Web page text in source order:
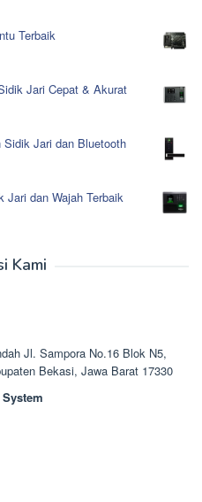
Terbaik
Jari Cepat & Akurat
Jari dan Bluetooth
Jari dan Wajah Terbaik
Kami
Jl. Sampora No.16 Blok N5,
Bekasi, Jawa Barat 17330